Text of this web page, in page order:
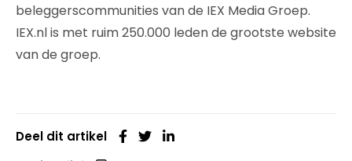
beleggerscommunities van de IEX Media Groep.
IEX.nl is met ruim 250.000 leden de grootste website
van de groep.
Deel dit artikel